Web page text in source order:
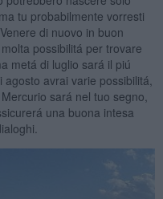
tu probabilmente vorresti
di nuovo in buon
possibilitá per trovare
metá di luglio sará il piú
avrai varie possibilitá,
sará nel tuo segno,
una buona intesa